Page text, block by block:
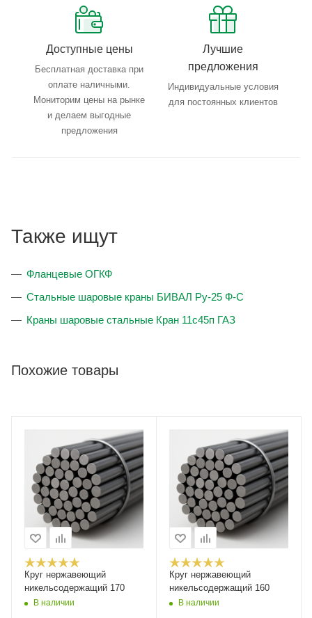
Доступные цены
Бесплатная доставка при
оплате наличными.
Мониторим цены на рынке
и делаем выгодные
предложения
Лучшие
предложения
Индивидуальные условия
для постоянных клиентов
Также ищут
Фланцевые ОГКФ
Стальные шаровые краны БИВАЛ Ру-25 Ф-С
Краны шаровые стальные Кран 11с45п ГАЗ
Похожие товары
Круг нержавеющий
никельсодержащий 170
В наличии
Круг нержавеющий
никельсодержащий 160
В наличии